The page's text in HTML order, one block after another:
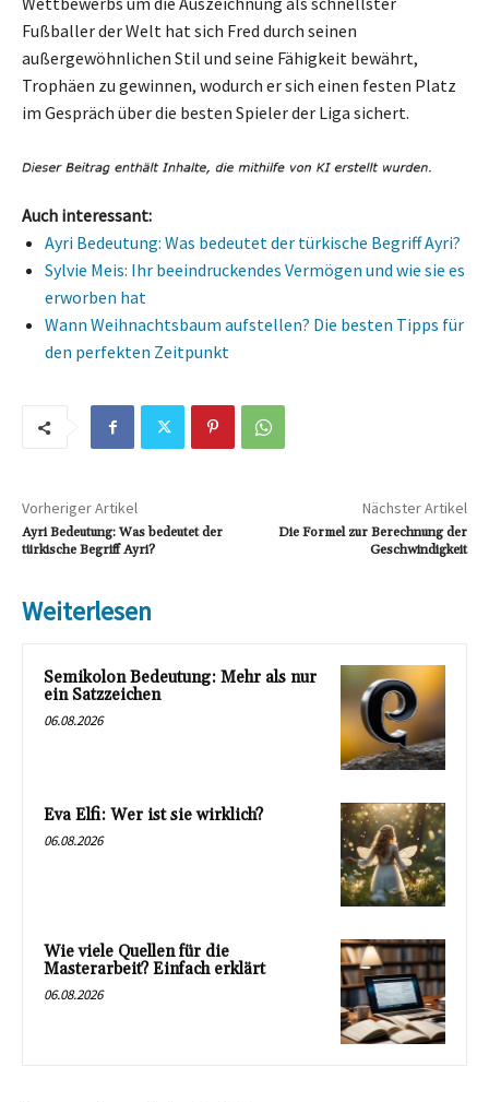
Fußballer der Welt hat sich Fred durch seinen
außergewöhnlichen Stil und seine Fähigkeit bewährt,
Trophäen zu gewinnen, wodurch er sich einen festen Platz
im Gespräch über die besten Spieler der Liga sichert.
Auch interessant:
Ayri Bedeutung: Was bedeutet der türkische Begriff Ayri?
Sylvie Meis: Ihr beeindruckendes Vermögen und wie sie es
erworben hat
Wann Weihnachtsbaum aufstellen? Die besten Tipps für
den perfekten Zeitpunkt
Vorheriger Artikel
Ayri Bedeutung: Was bedeutet der
türkische Begriff Ayri?
Nächster Artikel
Die Formel zur Berechnung der
Geschwindigkeit
Weiterlesen
Semikolon Bedeutung: Mehr als nur
ein Satzzeichen
06.08.2026
Eva Elfi: Wer ist sie wirklich?
06.08.2026
Wie viele Quellen für die
Masterarbeit? Einfach erklärt
06.08.2026